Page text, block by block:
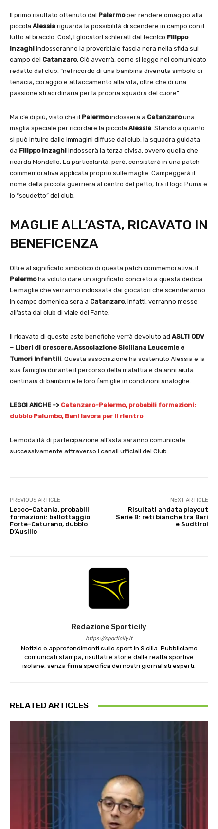
Il primo risultato ottenuto dal Palermoper rendere omaggio alla
piccola Alessia riguarda la possibilità di scendere in campo con il
lutto al braccio. Così, i giocatori schierati dal tecnico Filippo
Inzaghi indosseranno la proverbiale fascia nera nella sfida sul
campo del Catanzaro. Ciò avverrà, come si legge nel comunicato
redatto dal club, “nel ricordo di una bambina divenuta simbolo di
tenacia, coraggio e attaccamento alla vita, oltre che di una
passione straordinaria per la propria squadra del cuore”.
Ma c’è di più, visto che il Palermoindosserà a Catanzarouna
maglia speciale per ricordare la piccola Alessia. Stando a quanto
si può intuire dalle immagini diffuse dal club, la squadra guidata
da Filippo Inzaghi indosserà la terza divisa, ovvero quella che
ricorda Mondello. La particolarità, però, consisterà in una patch
commemorativa applicata proprio sulle maglie. Campeggerà il
nome della piccola guerriera al centro del petto, tra il logo Puma e
lo “scudetto” del club.
MAGLIE ALL’ASTA, RICAVATO IN
BENEFICENZA
Oltre al significato simbolico di questa patch commemorativa, il
Palermoha voluto dare un significato concreto a questa dedica.
Le maglie che verranno indossate dai giocatori che scenderanno
in campo domenica sera a Catanzaro, infatti, verranno messe
all’asta dal club di viale del Fante.
Il ricavato di queste aste benefiche verrà devoluto ad ASLTI ODV
– Liberi di crescere, Associazione Siciliana Leucemie e
Tumori Infantili. Questa associazione ha sostenuto Alessia e la
sua famiglia durante il percorso della malattia e da anni aiuta
centinaia di bambini e le loro famiglie in condizioni analoghe.
LEGGI ANCHE -> Catanzaro-Palermo, probabili formazioni:
dubbio Palumbo, Bani lavora per il rientro
Le modalità di partecipazione all’asta saranno comunicate
successivamente attraverso i canali ufficiali del Club.
PREVIOUS ARTICLE
Lecco-Catania, probabili
formazioni: ballottaggio
Forte-Caturano, dubbio
D’Ausilio
NEXT ARTICLE
Risultati andata playout
Serie B: reti bianche tra Bari
e Sudtirol
Redazione Sporticily
https://sporticily.it
Notizie e approfondimenti sullo sport in Sicilia. Pubbliciamo
comunicati stampa, risultati e storie dalle realtà sportive
isolane, senza firma specifica dei nostri giornalisti esperti.
RELATED ARTICLES